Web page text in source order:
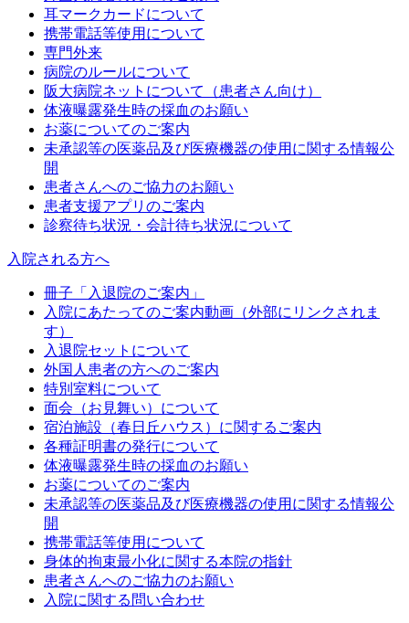
耳マークカードについて
携帯電話等使用について
専門外来
病院のルールについて
阪大病院ネットについて（患者さん向け）
体液曝露発生時の採血のお願い
お薬についてのご案内
未承認等の医薬品及び医療機器の使用に関する情報公
開
患者さんへのご協力のお願い
患者支援アプリのご案内
診察待ち状況・会計待ち状況について
入院される方へ
冊子「入退院のご案内」
入院にあたってのご案内動画（外部にリンクされま
す）
入退院セットについて
外国人患者の方へのご案内
特別室料について
面会（お見舞い）について
宿泊施設（春日丘ハウス）に関するご案内
各種証明書の発行について
体液曝露発生時の採血のお願い
お薬についてのご案内
未承認等の医薬品及び医療機器の使用に関する情報公
開
携帯電話等使用について
身体的拘束最小化に関する本院の指針
患者さんへのご協力のお願い
入院に関する問い合わせ